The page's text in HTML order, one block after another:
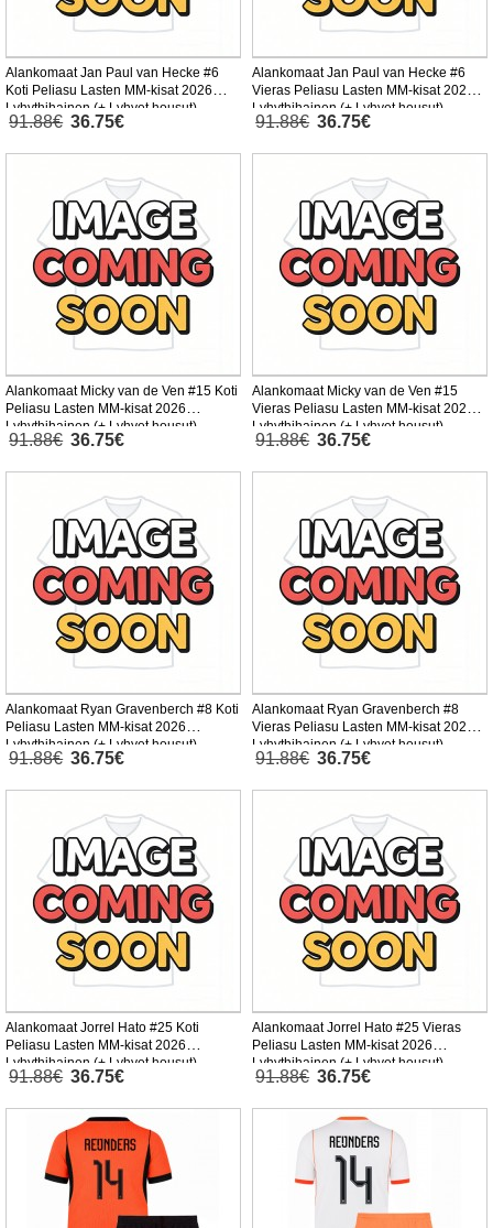
Alankomaat Jan Paul van Hecke #6
Koti Peliasu Lasten MM-kisat 2026
Lyhythihainen (+ Lyhyet housut)
91.88€ 36.75€
Alankomaat Jan Paul van Hecke #6
Vieras Peliasu Lasten MM-kisat 2026
Lyhythihainen (+ Lyhyet housut)
91.88€ 36.75€
Alankomaat Micky van de Ven #15 Koti
Peliasu Lasten MM-kisat 2026
Lyhythihainen (+ Lyhyet housut)
91.88€ 36.75€
Alankomaat Micky van de Ven #15
Vieras Peliasu Lasten MM-kisat 2026
Lyhythihainen (+ Lyhyet housut)
91.88€ 36.75€
Alankomaat Ryan Gravenberch #8 Koti
Peliasu Lasten MM-kisat 2026
Lyhythihainen (+ Lyhyet housut)
91.88€ 36.75€
Alankomaat Ryan Gravenberch #8
Vieras Peliasu Lasten MM-kisat 2026
Lyhythihainen (+ Lyhyet housut)
91.88€ 36.75€
Alankomaat Jorrel Hato #25 Koti
Peliasu Lasten MM-kisat 2026
Lyhythihainen (+ Lyhyet housut)
91.88€ 36.75€
Alankomaat Jorrel Hato #25 Vieras
Peliasu Lasten MM-kisat 2026
Lyhythihainen (+ Lyhyet housut)
91.88€ 36.75€